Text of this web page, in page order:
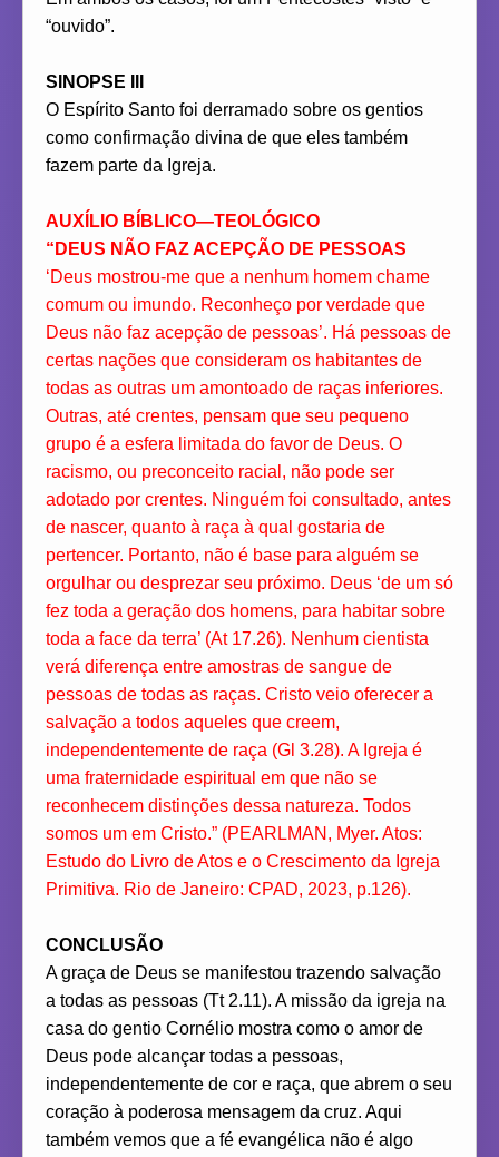
“ouvido”.
SINOPSE III
O Espírito Santo foi derramado sobre os gentios
como confirmação divina de que eles também
fazem parte da Igreja.
AUXÍLIO BÍBLICO—TEOLÓGICO
“DEUS NÃO FAZ ACEPÇÃO DE PESSOAS
‘Deus mostrou-me que a nenhum homem chame
comum ou imundo. Reconheço por verdade que
Deus não faz acepção de pessoas’. Há pessoas de
certas nações que consideram os habitantes de
todas as outras um amontoado de raças inferiores.
Outras, até crentes, pensam que seu pequeno
grupo é a esfera limitada do favor de Deus. O
racismo, ou preconceito racial, não pode ser
adotado por crentes. Ninguém foi consultado, antes
de nascer, quanto à raça à qual gostaria de
pertencer. Portanto, não é base para alguém se
orgulhar ou desprezar seu próximo. Deus ‘de um só
fez toda a geração dos homens, para habitar sobre
toda a face da terra’ (At 17.26). Nenhum cientista
verá diferença entre amostras de sangue de
pessoas de todas as raças. Cristo veio oferecer a
salvação a todos aqueles que creem,
independentemente de raça (Gl 3.28). A Igreja é
uma fraternidade espiritual em que não se
reconhecem distinções dessa natureza. Todos
somos um em Cristo.” (PEARLMAN, Myer. Atos:
Estudo do Livro de Atos e o Crescimento da Igreja
Primitiva. Rio de Janeiro: CPAD, 2023, p.126).
CONCLUSÃO
A graça de Deus se manifestou trazendo salvação
a todas as pessoas (Tt 2.11). A missão da igreja na
casa do gentio Cornélio mostra como o amor de
Deus pode alcançar todas a pessoas,
independentemente de cor e raça, que abrem o seu
coração à poderosa mensagem da cruz. Aqui
também vemos que a fé evangélica não é algo